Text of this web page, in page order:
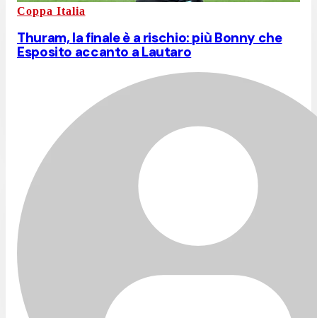
Coppa Italia
Thuram, la finale è a rischio: più Bonny che
Esposito accanto a Lautaro